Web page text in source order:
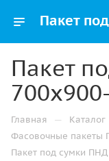
Пакет
Главная — Каталог
Фасовочные пакеты
Пакет под сумки